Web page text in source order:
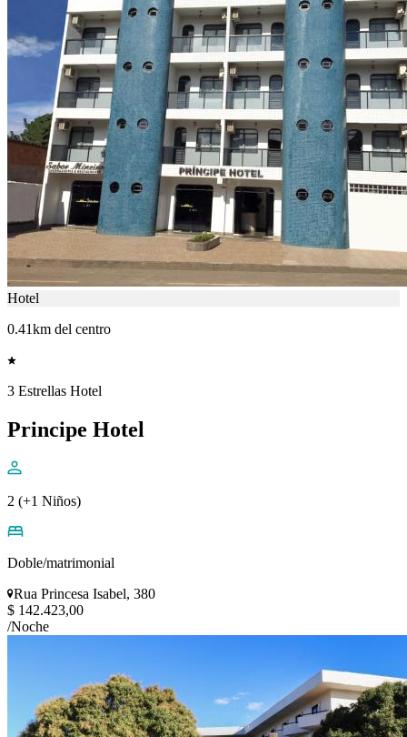
Hotel
0.41km del centro
3 Estrellas Hotel
Principe Hotel
2 (+1 Niños)
Doble/matrimonial
Rua Princesa Isabel, 380
$ 142.423,00
/Noche